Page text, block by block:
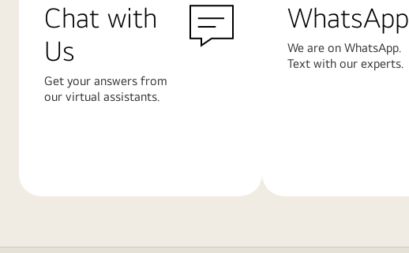
Chat with
Us
Get your answers from
our virtual assistants.
WhatsApp
We are on WhatsApp.
Text with our experts.